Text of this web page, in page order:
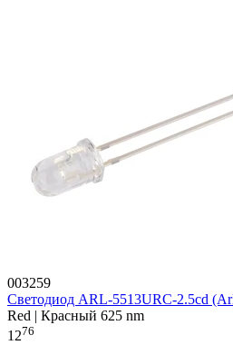
003259
Светодиод ARL-5513URC-2.5cd
Red | Красный 625 nm
1276